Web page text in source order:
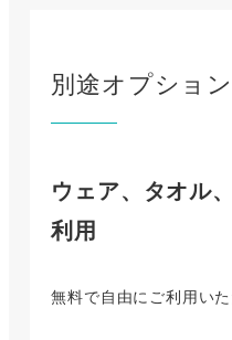
別途オプショ
ウェア、タオル
利用
無料で自由にご利用いた